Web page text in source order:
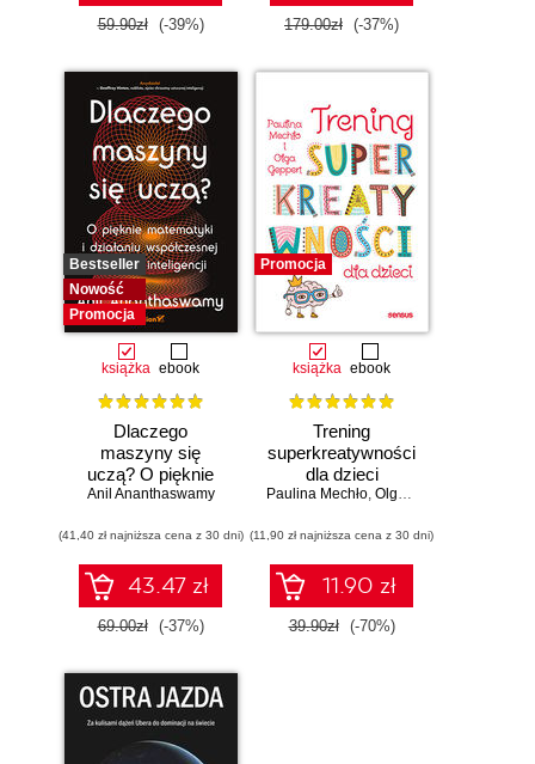
59.90zł (-39%) 179.00zł (-37%)
Bestseller
Nowość
Promocja
książka ebook
Dlaczego
maszyny się
uczą? O pięknie
matematyki i
współczesnej
sztucznej
inteligencji
Anil Ananthaswamy
(41,40 zł najniższa cena z 30 dni)
43.47 zł
69.00zł (-37%)
Promocja
książka ebook
Trening
superkreatywności
dla dzieci
Paulina Mechło, Olga Geppert
(11,90 zł najniższa cena z 30 dni)
11.90 zł
39.90zł (-70%)